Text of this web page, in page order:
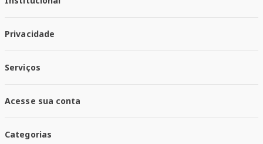
Trabalhe conosco
Responsabilidade Social
Nossas Lojas
Privacidade
Política de Entrega
Trocas e Devoluções
Serviços
Santa Mais Exames
Santa Mais Serviços
Santa Mais Convenios
Acesse sua conta
Meus Pedidos
Categorias